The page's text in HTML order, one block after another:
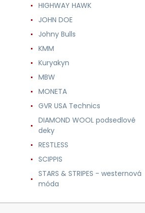
HIGHWAY HAWK
JOHN DOE
Johny Bulls
KMM
Kuryakyn
MBW
MONETA
GVR USA Technics
DIAMOND WOOL podsedlové
deky
RESTLESS
SCIPPIS
STARS & STRIPES - westernová
móda